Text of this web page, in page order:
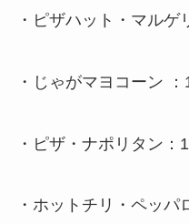
・ ピザハット・マルゲ
・ じゃがマヨコーン ：
・ ピザ・ナポリタン：
・ ホットチリ・ペッパ